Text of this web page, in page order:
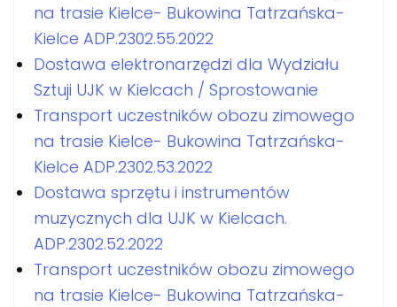
na trasie Kielce- Bukowina Tatrzańska-
Kielce ADP.2302.55.2022
Dostawa elektronarzędzi dla Wydziału
Sztuji UJK w Kielcach / Sprostowanie
Transport uczestników obozu zimowego
na trasie Kielce- Bukowina Tatrzańska-
Kielce ADP.2302.53.2022
Dostawa sprzętu i instrumentów
muzycznych dla UJK w Kielcach.
ADP.2302.52.2022
Transport uczestników obozu zimowego
na trasie Kielce- Bukowina Tatrzańska-